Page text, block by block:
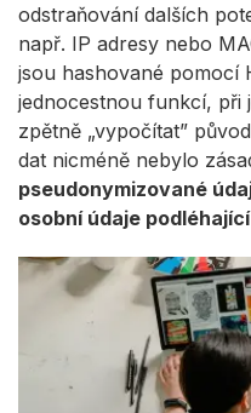
odstraňování dalších
např. IP adresy nebo
jsou hashované pomocí
jednocestnou funkcí, při
zpětně „vypočítat”
dat nicméně nebylo
pseudonymizované
osobní údaje